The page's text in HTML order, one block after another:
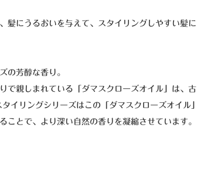
髪にうるおいを与えて、スタイリングしやすい髪に
の芳醇な香り。
で親しまれている「ダマスクローズオイル」は、古
イリングシリーズはこの「ダマスクローズオイル」
ことで、より深い自然の香りを凝縮させています。